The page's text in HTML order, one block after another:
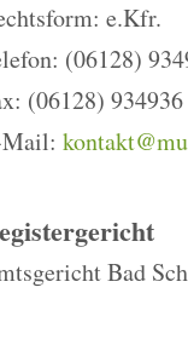
e.Kfr.
(06128)
(06128) 934936
Bad